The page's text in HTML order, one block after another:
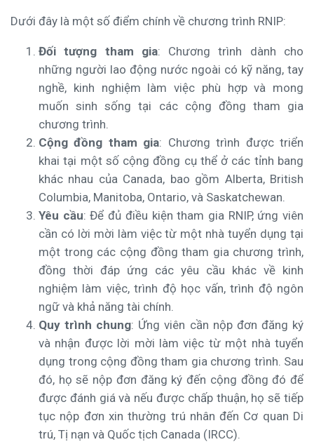
Dưới đây là một số điểm chính về chương trình RNIP:
Đối tượng tham gia: Chương trình dành cho
những người lao động nước ngoài có kỹ năng, tay
nghề, kinh nghiệm làm việc phù hợp và mong
muốn sinh sống tại các cộng đồng tham gia
chương trình.
Cộng đồng tham gia: Chương trình được triển
khai tại một số cộng đồng cụ thể ở các tỉnh bang
khác nhau của Canada, bao gồm Alberta, British
Columbia, Manitoba, Ontario, và Saskatchewan.
Yêu cầu: Để đủ điều kiện tham gia RNIP, ứng viên
cần có lời mời làm việc từ một nhà tuyển dụng tại
một trong các cộng đồng tham gia chương trình,
đồng thời đáp ứng các yêu cầu khác về kinh
nghiệm làm việc, trình độ học vấn, trình độ ngôn
ngữ và khả năng tài chính.
Quy trình chung: Ứng viên cần nộp đơn đăng ký
và nhận được lời mời làm việc từ một nhà tuyển
dụng trong cộng đồng tham gia chương trình. Sau
đó, họ sẽ nộp đơn đăng ký đến cộng đồng đó để
được đánh giá và nếu được chấp thuận, họ sẽ tiếp
tục nộp đơn xin thường trú nhân đến Cơ quan Di
trú, Tị nạn và Quốc tịch Canada (IRCC).